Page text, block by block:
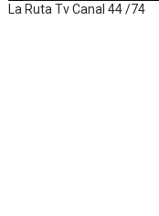
La Ruta Tv Canal 44 /74